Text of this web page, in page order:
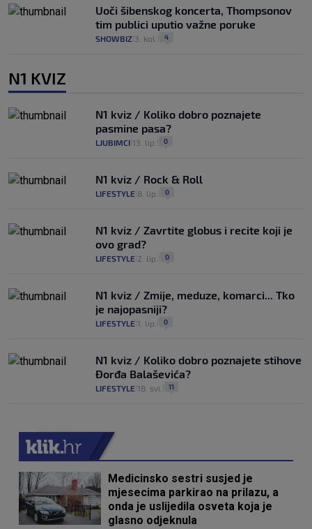
Uoči šibenskog koncerta, Thompsonov
tim publici uputio važne poruke
SHOWBIZ 3. kol. 4
N1 KVIZ
N1 kviz / Koliko dobro poznajete
pasmine pasa?
LJUBIMCI 13. lip. 0
N1 kviz / Rock & Roll
LIFESTYLE 8. lip. 0
N1 kviz / Zavrtite globus i recite koji je
ovo grad?
LIFESTYLE 2. lip. 0
N1 kviz / Zmije, meduze, komarci... Tko
je najopasniji?
LIFESTYLE 1. lip. 0
N1 kviz / Koliko dobro poznajete stihove
Đorđa Balaševića?
LIFESTYLE 18. svi. 11
Medicinsko sestri susjed je
mjesecima parkirao na prilazu, a
onda je uslijedila osveta koja je
glasno odjeknula